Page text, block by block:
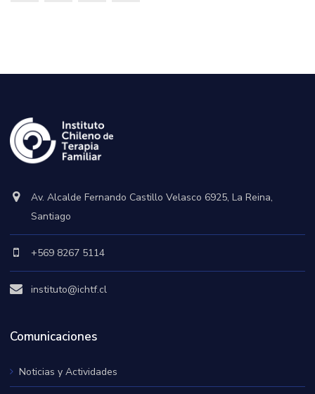
Av. Alcalde Fernando Castillo Velasco 6925, La Reina,
Santiago
+569 8267 5114
instituto@ichtf.cl
Comunicaciones
Noticias y Actividades